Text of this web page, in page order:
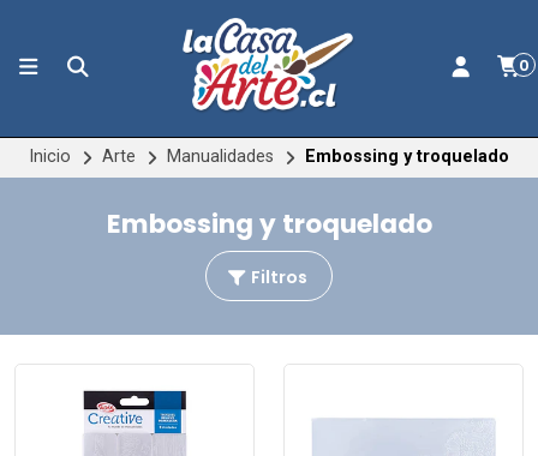
0
Inicio Arte Manualidades Embossing y troquelado
Embossing y troquelado
Filtros